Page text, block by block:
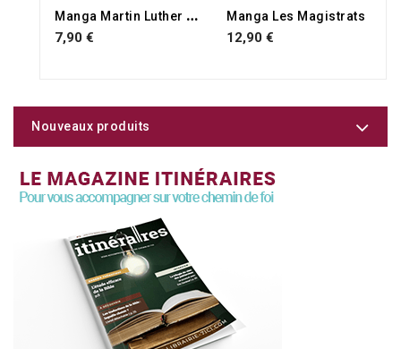
M
anga Martin Luther King
7,90 €
Manga Les Magistrats
12,90 €
Nouveaux produits